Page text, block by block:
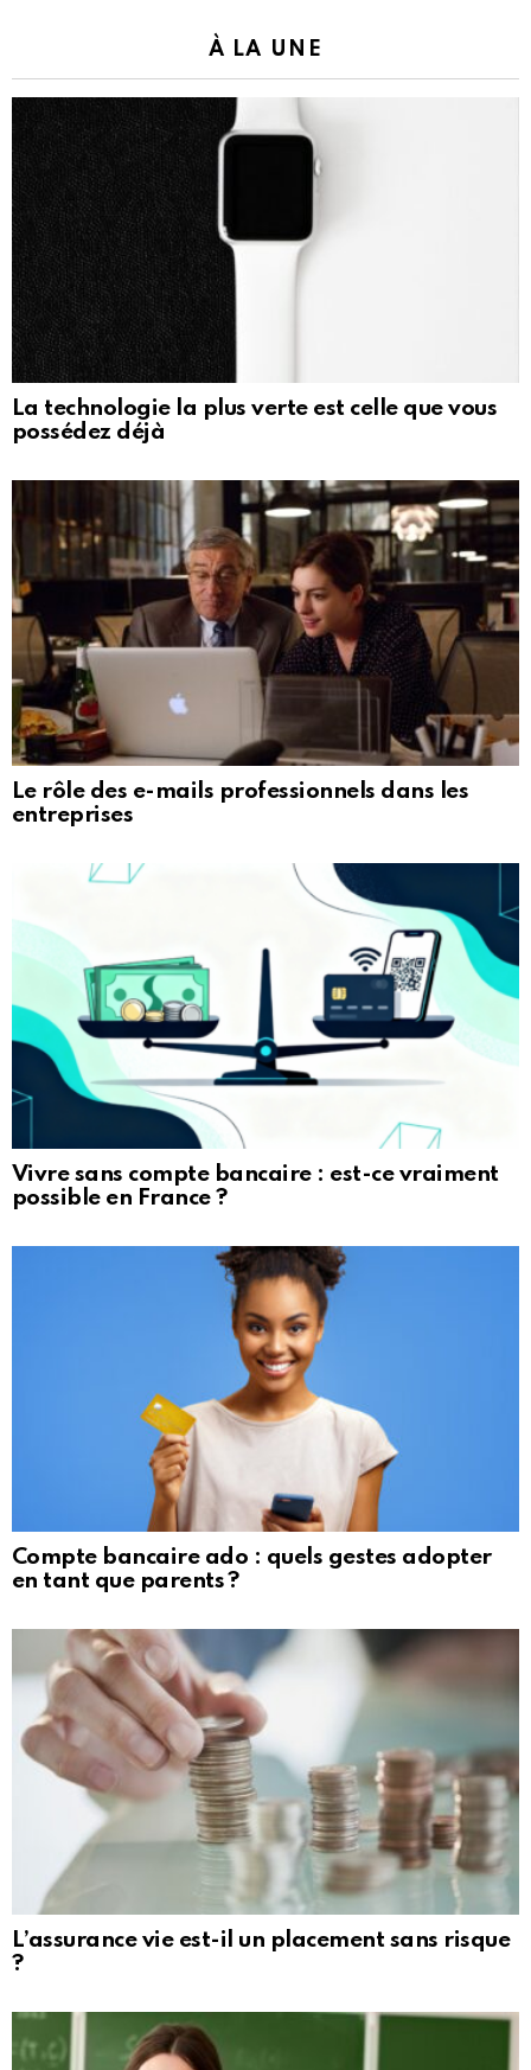
À LA UNE
La technologie la plus verte est celle que vous
possédez déjà
Le rôle des e-mails professionnels dans les
entreprises
Vivre sans compte bancaire : est-ce vraiment
possible en France ?
Compte bancaire ado : quels gestes adopter
en tant que parents ?
L’assurance vie est-il un placement sans risque
?